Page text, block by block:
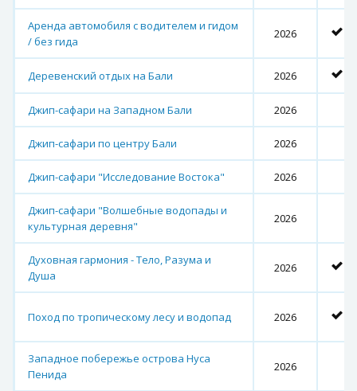
Аренда автомобиля с водителем и гидом
/ без гида
2026
Деревенский отдых на Бали 2026
Джип-сафари на Западном Бали 2026
Джип-сафари по центру Бали 2026
Джип-сафари "Исследование Востока" 2026
Джип-сафари "Волшебные водопады и
культурная деревня"
2026
Духовная гармония - Тело, Разума и
Душа
2026
Поход по тропическому лесу и водопад 2026
Западное побережье острова Нуса
Пенида
2026